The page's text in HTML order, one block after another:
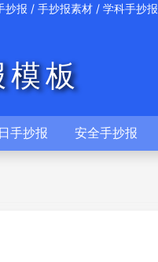
抄报 / 手抄报素材 / 学科手抄报
模板
手抄报 安全手抄报